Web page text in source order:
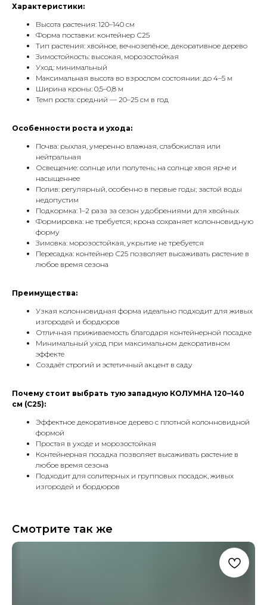
Характеристики:
Высота растения: 120–140 см
Форма поставки: контейнер С25
Тип растения: хвойное, вечнозелёное, декоративное дерево
Зимостойкость: высокая, морозостойкая
Уход: минимальный
Максимальная высота во взрослом состоянии: до 4–5 м
Ширина кроны: 0,5–0,8 м
Темп роста: средний — 20–25 см в год
Особенности роста и ухода:
Почва: рыхлая, умеренно влажная, слабокислая или
нейтральная
Освещение: солнце или полутень; на солнце хвоя ярче и
насыщеннее
Полив: регулярный, особенно в первые годы; застой воды
недопустим
Подкормка: 1–2 раза за сезон удобрениями для хвойных
Формировка: не требуется; крона сохраняет колонновидную
форму
Зимовка: морозостойкая, укрытие не требуется
Пересадка: контейнер С25 позволяет высаживать растение в
любое время сезона
Преимущества:
Узкая колонновидная форма идеально подходит для живых
изгородей и бордюров
Отличная приживаемость благодаря контейнерной посадке
Минимальный уход при максимальном декоративном
эффекте
Создаёт строгий и эстетичный акцент в саду
Почему стоит выбрать тую западную КОЛУМНА 120–140
см (С25):
Эффектное декоративное дерево с плотной колонновидной
формой
Простая в уходе и морозостойкая
Контейнерная посадка позволяет высаживать растение в
любое время сезона
Подходит для солитерных и групповых посадок, живых
изгородей и бордюров
Смотрите так же